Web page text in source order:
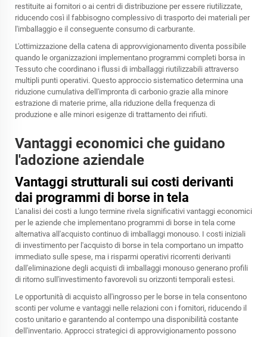
restituite ai fornitori o ai centri di distribuzione per essere riutilizzate,
riducendo così il fabbisogno complessivo di trasporto dei materiali per
l'imballaggio e il conseguente consumo di carburante.
L'ottimizzazione della catena di approvvigionamento diventa possibile
quando le organizzazioni implementano programmi completi borsa in
Tessuto che coordinano i flussi di imballaggi riutilizzabili attraverso
multipli punti operativi. Questo approccio sistematico determina una
riduzione cumulativa dell'impronta di carbonio grazie alla minore
estrazione di materie prime, alla riduzione della frequenza di
produzione e alle minori esigenze di trattamento dei rifiuti.
Vantaggi economici che guidano
l'adozione aziendale
Vantaggi strutturali sui costi derivanti
dai programmi di borse in tela
L'analisi dei costi a lungo termine rivela significativi vantaggi economici
per le aziende che implementano programmi di borse in tela come
alternativa all'acquisto continuo di imballaggi monouso. I costi iniziali
di investimento per l'acquisto di borse in tela comportano un impatto
immediato sulle spese, ma i risparmi operativi ricorrenti derivanti
dall'eliminazione degli acquisti di imballaggi monouso generano profili
di ritorno sull'investimento favorevoli su orizzonti temporali estesi.
Le opportunità di acquisto all'ingrosso per le borse in tela consentono
sconti per volume e vantaggi nelle relazioni con i fornitori, riducendo il
costo unitario e garantendo al contempo una disponibilità costante
dell'inventario. Approcci strategici di approvvigionamento possono